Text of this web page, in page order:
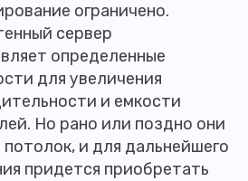
ограничено.
сервер
определенные
для увеличения
и емкости
Но рано или поздно они
потолок, и для дальнейшего
придется приобретать